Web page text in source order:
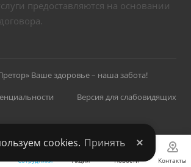
предоставляются на основании
Ваше здоровье – наша забота!
Версия для слабовидящих
Сотрудники Акции Новости Контакты
cookies. Принять